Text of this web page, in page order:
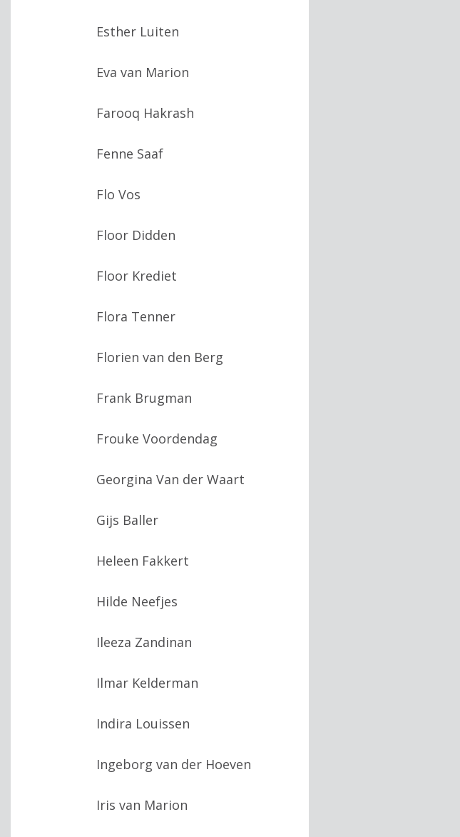
Esther Luiten
Eva van Marion
Farooq Hakrash
Fenne Saaf
Flo Vos
Floor Didden
Floor Krediet
Flora Tenner
Florien van den Berg
Frank Brugman
Frouke Voordendag
Georgina Van der Waart
Gijs Baller
Heleen Fakkert
Hilde Neefjes
Ileeza Zandinan
Ilmar Kelderman
Indira Louissen
Ingeborg van der Hoeven
Iris van Marion